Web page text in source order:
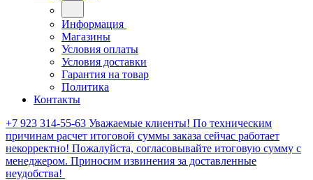
Информация
Магазины
Условия оплаты
Условия доставки
Гарантия на товар
Политика
Контакты
+7 923 314-55-63 Уважаемые клиенты! По техническим
причинам расчет итоговой суммы заказа сейчас работает
некорректно! Пожалуйста, согласовывайте итоговую сумму с
менеджером. Приносим извинения за доставленные
неудобства!